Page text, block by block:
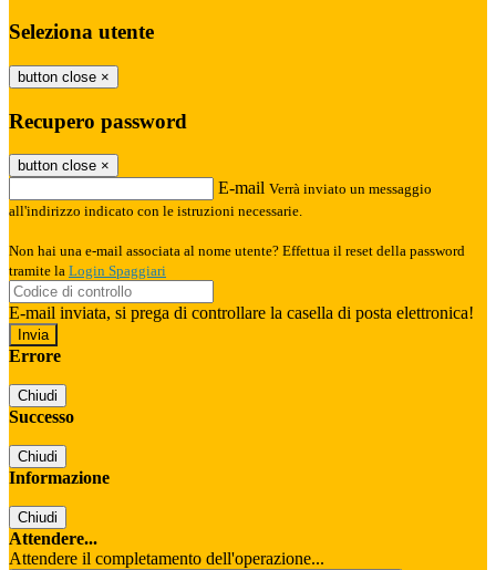
Seleziona utente
button close ×
Recupero password
button close ×
E-mail Verrà inviato un messaggio
all'indirizzo indicato con le istruzioni necessarie.
Non hai una e-mail associata al nome utente? Effettua il reset della password
tramite la Login Spaggiari
E-mail inviata, si prega di controllare la casella di posta elettronica!
Errore
Chiudi
Successo
Chiudi
Informazione
Chiudi
Attendere...
Attendere il completamento dell'operazione...